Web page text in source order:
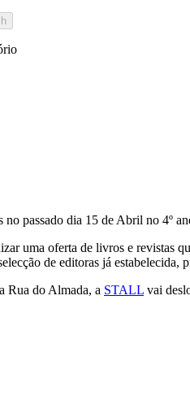
no passado dia 15 de Abril no 4º
uma oferta de livros e revistas
de editoras já estabelecida,
Rua do Almada, a STALL vai